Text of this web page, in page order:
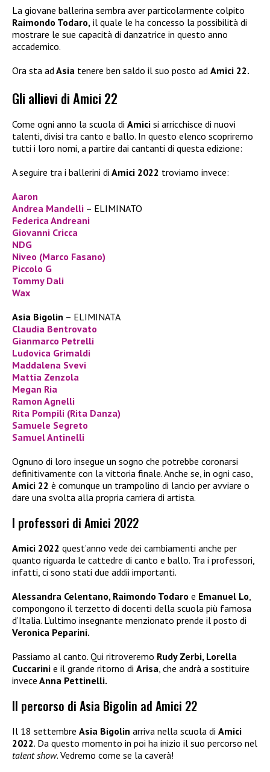
La giovane ballerina sembra aver particolarmente colpito
Raimondo Todaro, il quale le ha concesso la possibilità di
mostrare le sue capacità di danzatrice in questo anno
accademico.
Ora sta adAsia tenere ben saldo il suo posto ad Amici 22.
Gli allievi di Amici 22
Come ogni anno la scuola di Amici si arricchisce di nuovi
talenti, divisi tra canto e ballo. In questo elenco scopriremo
tutti i loro nomi, a partire dai cantanti di questa edizione:
A seguire tra i ballerini di Amici 2022 troviamo invece:
Aaron
Andrea Mandelli – ELIMINATO
Federica Andreani
Giovanni Cricca
NDG
Niveo (Marco Fasano)
Piccolo G
Tommy Dali
Wax
Asia Bigolin – ELIMINATA
Claudia Bentrovato
Gianmarco Petrelli
Ludovica Grimaldi
Maddalena Svevi
Mattia Zenzola
Megan Ria
Ramon Agnelli
Rita Pompili (Rita Danza)
Samuele Segreto
Samuel Antinelli
Ognuno di loro insegue un sogno che potrebbe coronarsi
definitivamente con la vittoria finale. Anche se, in ogni caso,
Amici 22 è comunque un trampolino di lancio per avviare o
dare una svolta alla propria carriera di artista.
I professori di Amici 2022
Amici 2022 quest’anno vede dei cambiamenti anche per
quanto riguarda le cattedre di canto e ballo. Tra i professori,
infatti, ci sono stati due addii importanti.
Alessandra Celentano, Raimondo Todaro e Emanuel Lo
compongono il terzetto di docenti della scuola più famosa
d’Italia. L’ultimo insegnante menzionato prende il posto di
Veronica Peparini.
Passiamo al canto. Qui ritroveremo Rudy Zerbi, Lorella
Cuccarini e il grande ritorno di Arisa , che andrà a sostituire
invece Anna Pettinelli.
Il percorso di Asia Bigolin ad Amici 22
Il 18 settembre Asia Bigolin arriva nella scuola di Amici
2022. Da questo momento in poi ha inizio il suo percorso nel
talent show. Vedremo come se la caverà!